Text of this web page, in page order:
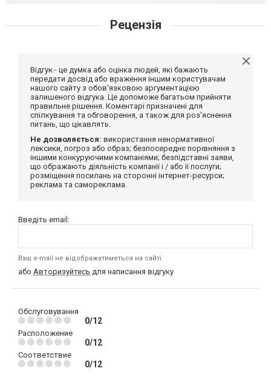
Рецензія
Відгук - це думка або оцінка людей, які бажають
передати досвід або враження іншим користувачам
нашого сайту з обов'язковою аргументацією
залишеного відгука. Це допоможе багатьом прийняти
правильне рішення. Коментарі призначені для
спілкування та обговорення, а також для роз'яснення
питань, що цікавлять.
Не дозволяється: використання ненормативної
лексики, погроз або образ; безпосереднє порівняння з
іншими конкуруючими компаніями; безпідставні заяви,
що ображають діяльність компанії і / або її послуги;
розміщення посилань на сторонні інтернет-ресурси;
реклама та самореклама.
Введіть email:
Ваш e-mail не відображатиметься на сайті
або Авторизуйтесь для написання відгуку
Обслуговування
0/12
Расположение
0/12
Соответствие
0/12